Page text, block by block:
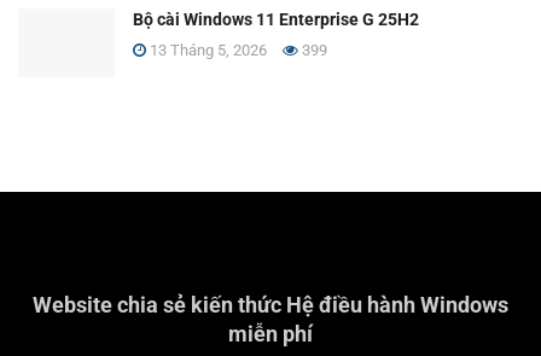
Bộ cài Windows 11 Enterprise G 25H2
13 Tháng 5, 2026 399
Website chia sẻ kiến thức Hệ điều hành Windows
miễn phí